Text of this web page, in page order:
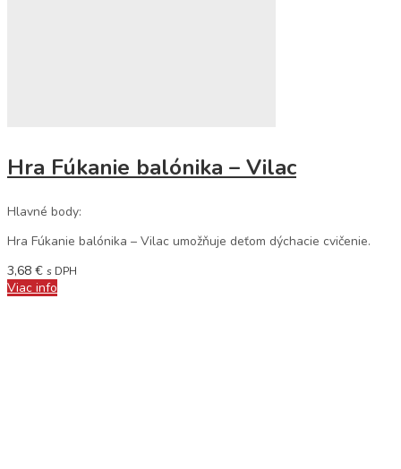
Hra Fúkanie balónika – Vilac
Hlavné body:
Hra Fúkanie balónika – Vilac umožňuje deťom dýchacie cvičenie.
3,68 € s DPH
Viac info